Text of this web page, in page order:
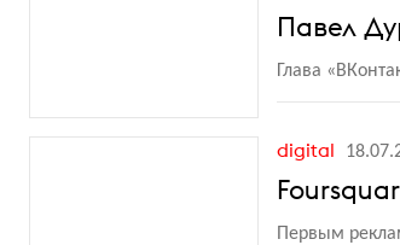
Павел
Глава «
digital
Первым